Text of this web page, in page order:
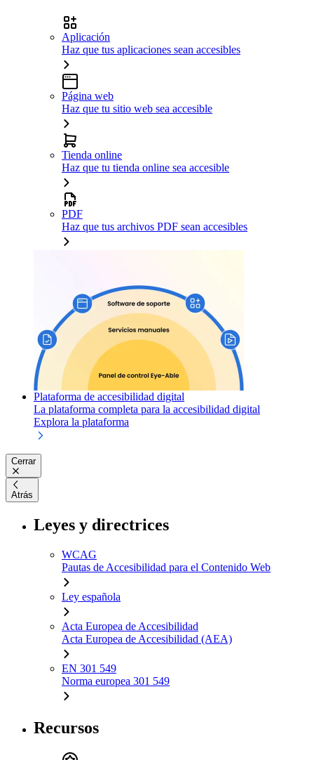
Aplicación
Haz que tus aplicaciones sean accesibles
Página web
Haz que tu sitio web sea accesible
Tienda online
Haz que tu tienda online sea accesible
PDF
Haz que tus archivos PDF sean accesibles
Plataforma de accesibilidad digital
La plataforma completa para la accesibilidad digital
Explora la plataforma
Cerrar
Atrás
Leyes y directrices
WCAG
Pautas de Accesibilidad para el Contenido Web
Ley española
Acta Europea de Accesibilidad
Acta Europea de Accesibilidad (AEA)
EN 301 549
Norma europea 301 549
Recursos